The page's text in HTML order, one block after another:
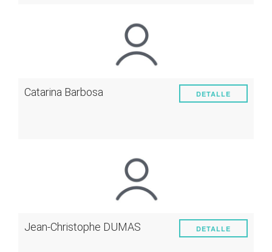
Catarina Barbosa DETALLE
Jean-Christophe DUMAS DETALLE